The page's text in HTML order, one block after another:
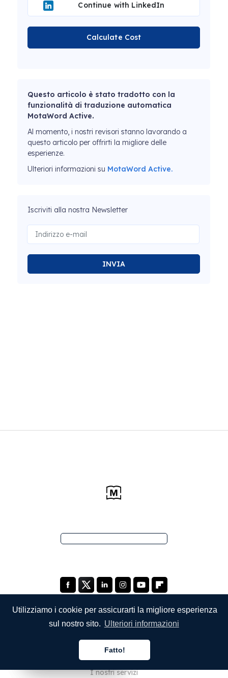
Utilizziamo i cookie per assicurarti la migliore esperienza
sul nostro sito. Ulteriori informazioni
Fatto!
Continue with LinkedIn
Calculate Cost
Questo articolo è stato tradotto con la
funzionalità di traduzione automatica
MotaWord Active.
Al momento, i nostri revisori stanno lavorando a
questo articolo per offrirti la migliore delle
esperienze.
Ulteriori informazioni su MotaWord Active.
Iscriviti alla nostra Newsletter
INVIA
Chi siamo
I nostri servizi
Italiano
Italiano
Italiano